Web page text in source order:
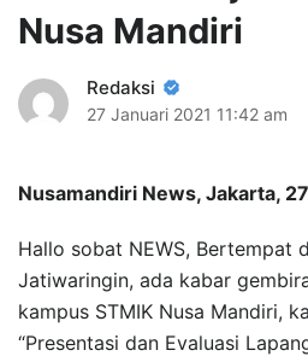
Nusa Mandiri
Redaksi
27 Januari 2021 11:42 am
Nusamandiri News, Jakarta,
Hallo sobat NEWS, Bertempat
Jatiwaringin, ada kabar
kampus STMIK Nusa Mandiri,
“Presentasi dan Evaluasi